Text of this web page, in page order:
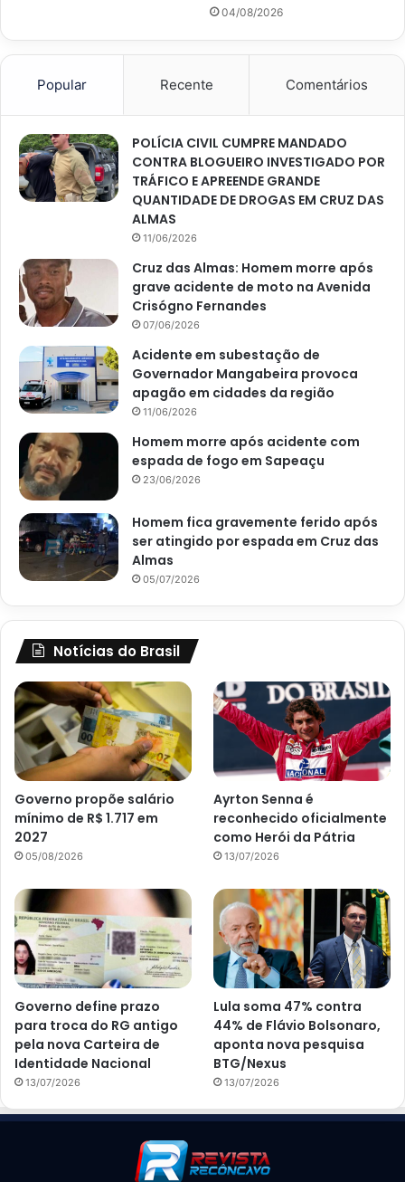
04/08/2026
Popular Recente Comentários
POLÍCIA CIVIL CUMPRE MANDADO
CONTRA BLOGUEIRO INVESTIGADO POR
TRÁFICO E APREENDE GRANDE
QUANTIDADE DE DROGAS EM CRUZ DAS
ALMAS
11/06/2026
Cruz das Almas: Homem morre após
grave acidente de moto na Avenida
Crisógno Fernandes
07/06/2026
Acidente em subestação de
Governador Mangabeira provoca
apagão em cidades da região
11/06/2026
Homem morre após acidente com
espada de fogo em Sapeaçu
23/06/2026
Homem fica gravemente ferido após
ser atingido por espada em Cruz das
Almas
05/07/2026
Notícias do Brasil
Governo propõe salário
mínimo de R$ 1.717 em
2027
05/08/2026
Ayrton Senna é
reconhecido oficialmente
como Herói da Pátria
13/07/2026
Governo define prazo
para troca do RG antigo
pela nova Carteira de
Identidade Nacional
13/07/2026
Lula soma 47% contra
44% de Flávio Bolsonaro,
aponta nova pesquisa
BTG/Nexus
13/07/2026